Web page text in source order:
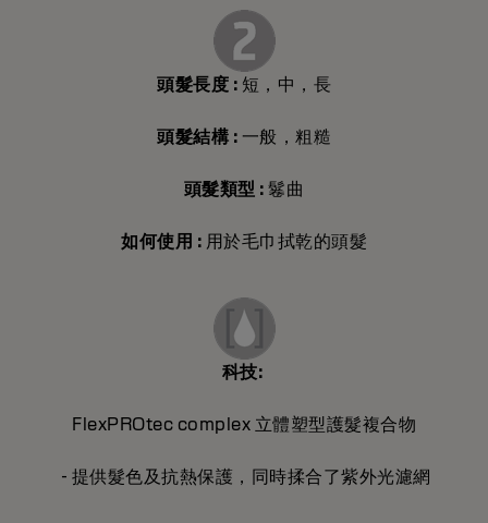
頭髮長度 : 短，中，長
頭髮結構 :一般，粗糙
頭髮類型 :鬈曲
如何使用 : 用於毛巾拭乾的頭髮
科技:
FlexPROtec complex 立體塑型護髮複合物
- 提供髮色及抗熱保護，同時揉合了紫外光濾網